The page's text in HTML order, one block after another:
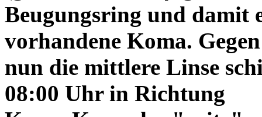
Beugungsring und damit
vorhandene Koma.
nun die mittlere Linse
08:00 Uhr in Richtung